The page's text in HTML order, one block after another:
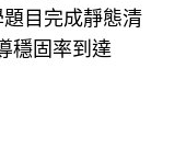
目完成靜態清
穩固率到達